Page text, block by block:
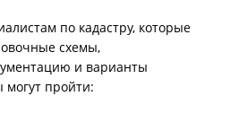
по кадастру, которые
схемы,
и варианты
могут пройти: